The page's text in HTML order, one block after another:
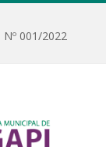
Nº 001/2022